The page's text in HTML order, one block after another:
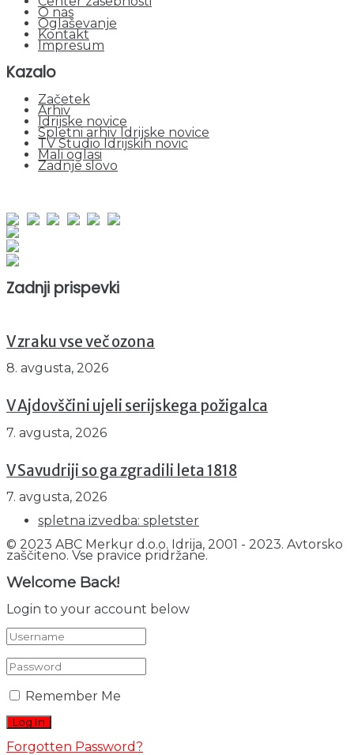
O nas
Oglaševanje
Kontakt
Impresum
Kazalo
Začetek
Arhiv
Idrijske novice
Spletni arhiv Idrijske novice
TV Studio Idrijskih novic
Mali oglasi
Zadnje slovo
Zadnji prispevki
V zraku vse več ozona
8. avgusta, 2026
V Ajdovščini ujeli serijskega požigalca
7. avgusta, 2026
V Savudriji so ga zgradili leta 1818
7. avgusta, 2026
spletna izvedba: spletster
© 2023 ABC Merkur d.o.o. Idrija, 2001 - 2023. Avtorsko
zaščiteno. Vse pravice pridržane.
Welcome Back!
Login to your account below
Remember Me
Forgotten Password?